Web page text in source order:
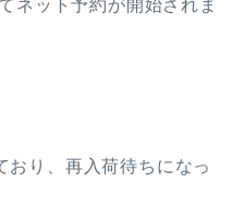
ネット予約が開始されま
おり、再入荷待ちになっ